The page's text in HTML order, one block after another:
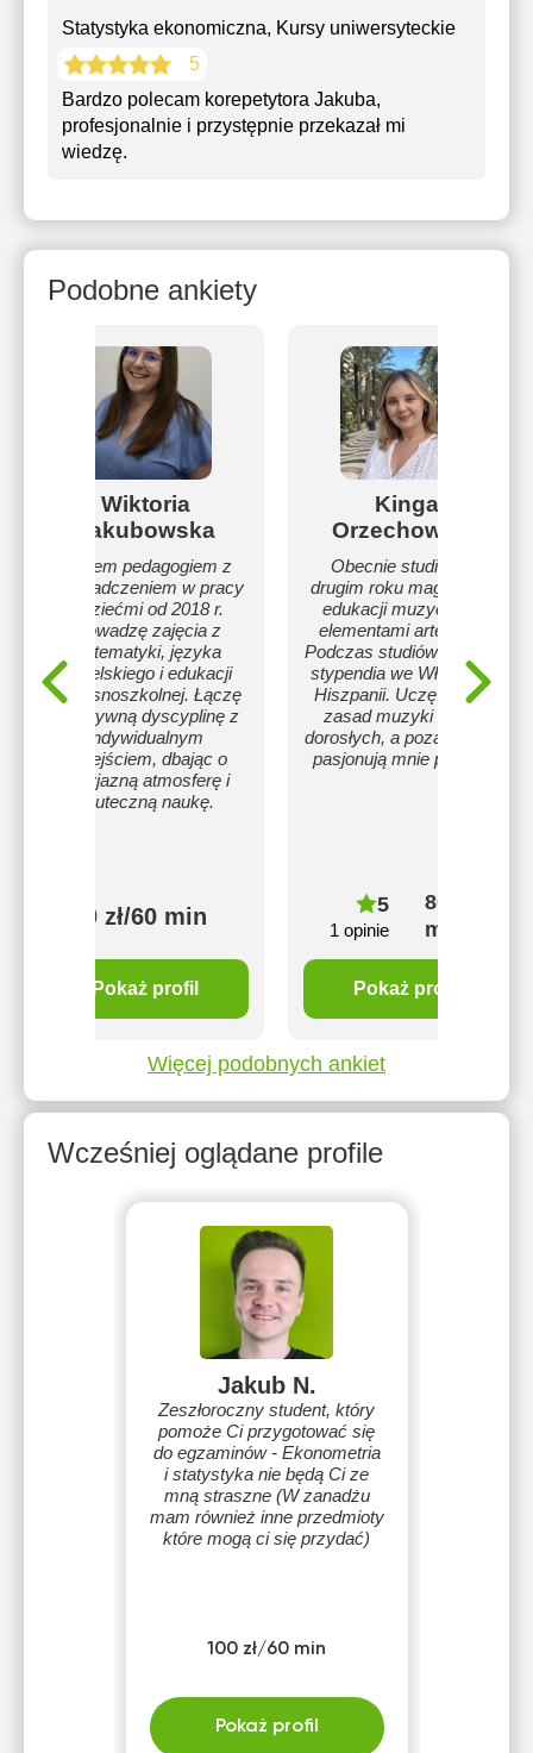
Statystyka ekonomiczna, Kursy uniwersyteckie
5
Bardzo polecam korepetytora Jakuba,
profesjonalnie i przystępnie przekazał mi
wiedzę.
Podobne ankiety
Wiktoria
Jakubowska
Jestem pedagogiem z
doświadczeniem w pracy
z dziećmi od 2018 r.
Prowadzę zajęcia z
matematyki, języka
angielskiego i edukacji
wczesnoszkolnej. Łączę
pozytywną dyscyplinę z
indywidualnym
podejściem, dbając o
przyjazną atmosferę i
skuteczną naukę.
80 zł/60 min
Pokaż profil
Kinga
Orzechowska
Obecnie studiuję na
drugim roku magisterki z
edukacji muzycznej z
elementami arteterapii.
Podczas studiów odbyłam
stypendia we Włoszech i
Hiszpanii. Uczę śpiewu,
zasad muzyki dzieci i
dorosłych, a poza muzyką
pasjonują mnie podróże.
5
1 opinie
80 zł/60
min
Pokaż profil
Więcej podobnych ankiet
Wcześniej oglądane profile
Jakub N.
Zeszłoroczny student, który
pomoże Ci przygotować się
do egzaminów - Ekonometria
i statystyka nie będą Ci ze
mną straszne (W zanadżu
mam również inne przedmioty
które mogą ci się przydać)
100 zł/60 min
Pokaż profil